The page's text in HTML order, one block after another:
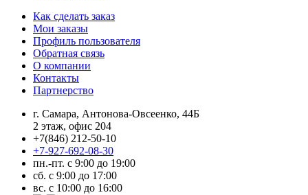
Как сделать заказ
Мои заказы
Профиль пользователя
Обратная связь
О компании
Контакты
Партнерство
г. Самара, Антонова-Овсеенко, 44Б
2 этаж, офис 204
+7(846) 212-50-10
+7-927-692-08-30
пн.-пт. с 9:00 до 19:00
сб. с 9:00 до 17:00
вс. с 10:00 до 16:00